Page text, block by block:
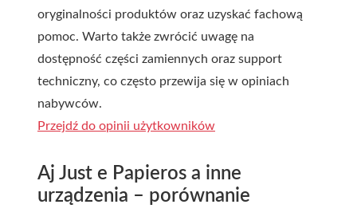
oryginalności produktów oraz uzyskać fachową
pomoc. Warto także zwrócić uwagę na
dostępność części zamiennych oraz support
techniczny, co często przewija się w opiniach
nabywców.
Przejdź do opinii użytkowników
Aj Just e Papieros a inne
urządzenia – porównanie